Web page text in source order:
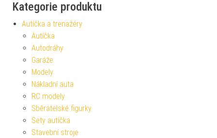
Kategorie produktu
Autíčka a trenažéry
Autíčka
Autodráhy
Garáže
Modely
Nákladní auta
RC modely
Sběratelské figurky
Sety autíčka
Stavební stroje